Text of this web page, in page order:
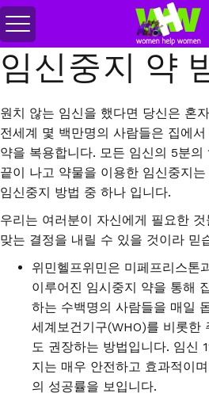
메
뉴
전
환
임신중지 약
원치 않는 임신을 했다면 당신은 혼
전세계 몇 백만명의 사람들은 집에
약을 복용합니다. 모든 임신의 5분의
끝이 나고 약물을 이용한 임신중지
임신중지 방법 중 하나 입니다.
우리는 여러분이 자신에게 필요한
맞는 결정을 내릴 수 있을 것이라 믿
위민헬프위민은 미페프리스톤
이루어진 임시중지 약을 통해
하는 수백명의 사람들을 매일
세계보건기구(WHO)를 비롯한
도 권장하는 방법입니다. 임신
지는 매우 안전하고 효과적이
의 성공률을 보입니다.